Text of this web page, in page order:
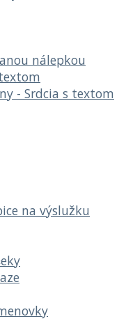
nálepkou
- Srdcia s textom
na výslužku